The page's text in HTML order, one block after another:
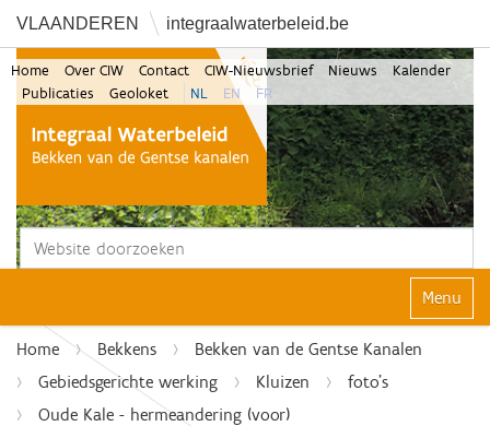
VLAANDEREN integraalwaterbeleid.be
Zoek
Home Over CIW Contact CIW-Nieuwsbrief Nieuws
Kalender
Publicaties
Geoloket NL EN FR
Klap
Home Bekkens
Bekken van de Gentse Kanalen
Gebiedsgerichte werking
Kluizen
foto's
Oude Kale - hermeandering (voor)